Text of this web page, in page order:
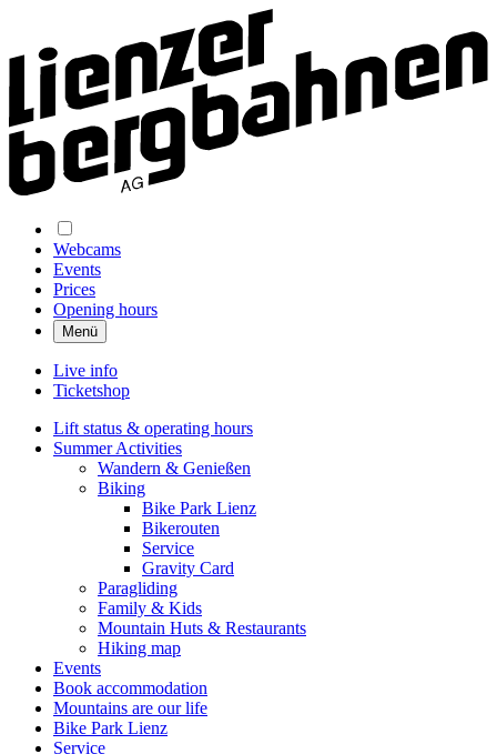
Webcams
Events
Prices
Opening hours
Menü
Live info
Ticketshop
Lift status & operating hours
Summer Activities
Wandern & Genießen
Biking
Bike Park Lienz
Bikerouten
Service
Gravity Card
Paragliding
Family & Kids
Mountain Huts & Restaurants
Hiking map
Events
Book accommodation
Mountains are our life
Bike Park Lienz
Service